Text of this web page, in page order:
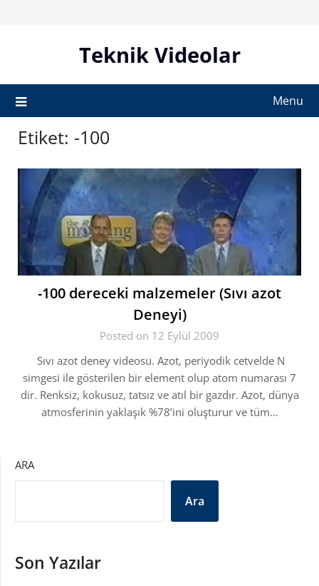
Teknik Videolar
Menu
Etiket: -100
-100 dereceki malzemeler (Sıvı azot
Deneyi)
Posted on 12 Eylül 2009
Sıvı azot deney videosu. Azot, periyodik cetvelde N
simgesi ile gösterilen bir element olup atom numarası 7
dir. Renksiz, kokusuz, tatsız ve atıl bir gazdır. Azot, dünya
atmosferinin yaklaşık %78’ini oluşturur ve tüm…
ARA
Ara
Son Yazılar